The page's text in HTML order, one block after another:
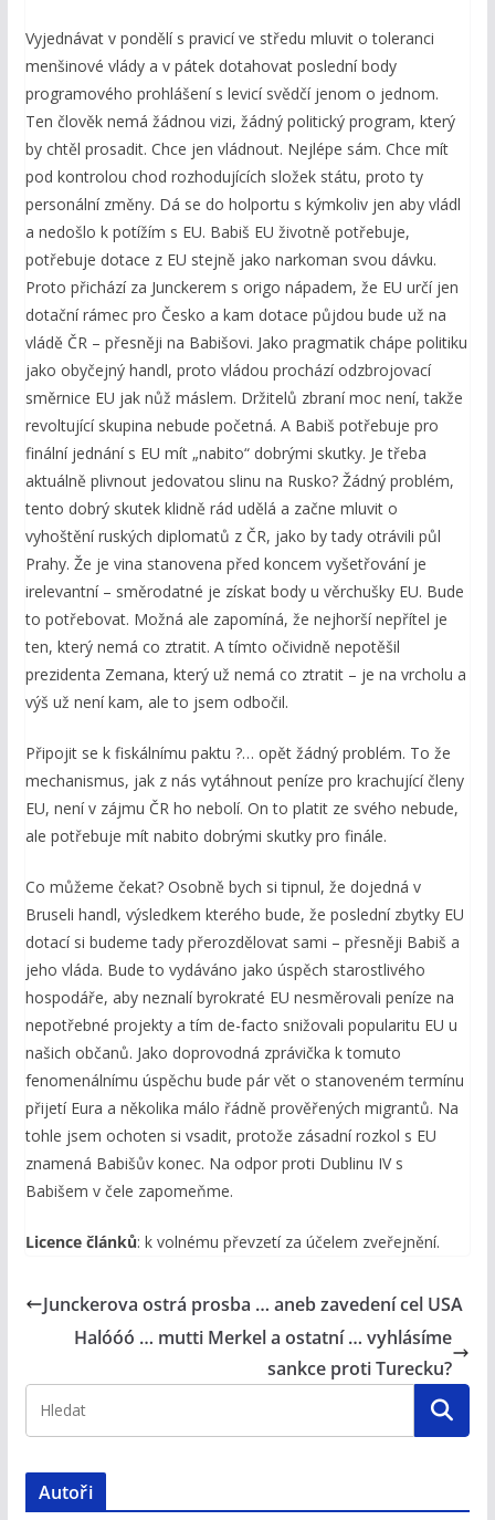
Vyjednávat v pondělí s pravicí ve středu mluvit o toleranci
menšinové vlády a v pátek dotahovat poslední body
programového prohlášení s levicí svědčí jenom o jednom.
Ten člověk nemá žádnou vizi, žádný politický program, který
by chtěl prosadit. Chce jen vládnout. Nejlépe sám. Chce mít
pod kontrolou chod rozhodujících složek státu, proto ty
personální změny. Dá se do holportu s kýmkoliv jen aby vládl
a nedošlo k potížím s EU. Babiš EU životně potřebuje,
potřebuje dotace z EU stejně jako narkoman svou dávku.
Proto přichází za Junckerem s origo nápadem, že EU určí jen
dotační rámec pro Česko a kam dotace půjdou bude už na
vládě ČR – přesněji na Babišovi. Jako pragmatik chápe politiku
jako obyčejný handl, proto vládou prochází odzbrojovací
směrnice EU jak nůž máslem. Držitelů zbraní moc není, takže
revoltující skupina nebude početná. A Babiš potřebuje pro
finální jednání s EU mít „nabito“ dobrými skutky. Je třeba
aktuálně plivnout jedovatou slinu na Rusko? Žádný problém,
tento dobrý skutek klidně rád udělá a začne mluvit o
vyhoštění ruských diplomatů z ČR, jako by tady otrávili půl
Prahy. Že je vina stanovena před koncem vyšetřování je
irelevantní – směrodatné je získat body u věrchušky EU. Bude
to potřebovat. Možná ale zapomíná, že nejhorší nepřítel je
ten, který nemá co ztratit. A tímto očividně nepotěšil
prezidenta Zemana, který už nemá co ztratit – je na vrcholu a
výš už není kam, ale to jsem odbočil.
Připojit se k fiskálnímu paktu ?… opět žádný problém. To že
mechanismus, jak z nás vytáhnout peníze pro krachující členy
EU, není v zájmu ČR ho nebolí. On to platit ze svého nebude,
ale potřebuje mít nabito dobrými skutky pro finále.
Co můžeme čekat? Osobně bych si tipnul, že dojedná v
Bruseli handl, výsledkem kterého bude, že poslední zbytky EU
dotací si budeme tady přerozdělovat sami – přesněji Babiš a
jeho vláda. Bude to vydáváno jako úspěch starostlivého
hospodáře, aby neznalí byrokraté EU nesměrovali peníze na
nepotřebné projekty a tím de-facto snižovali popularitu EU u
našich občanů. Jako doprovodná zprávička k tomuto
fenomenálnímu úspěchu bude pár vět o stanoveném termínu
přijetí Eura a několika málo řádně prověřených migrantů. Na
tohle jsem ochoten si vsadit, protože zásadní rozkol s EU
znamená Babišův konec. Na odpor proti Dublinu IV s
Babišem v čele zapomeňme.
Licence článků: k volnému převzetí za účelem zveřejnění.
Junckerova ostrá prosba … aneb zavedení cel USA
Halóóó … mutti Merkel a ostatní … vyhlásíme
sankce proti Turecku?
Autoři